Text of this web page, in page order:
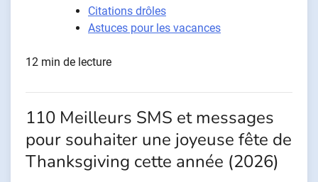
Citations drôles
Astuces pour les vacances
12 min de lecture
110 Meilleurs SMS et messages
pour souhaiter une joyeuse fête de
Thanksgiving cette année (2026)